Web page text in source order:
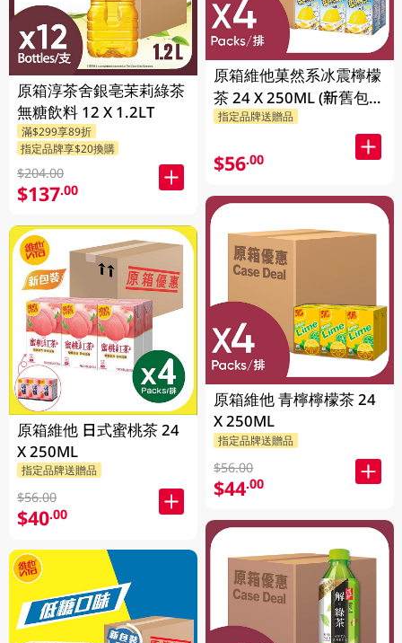
原箱淳茶舍銀亳茉莉綠茶
無糖飲料 12 X 1.2LT
滿$299享89折
指定品牌享$20換購
$204.00
$137.00
原箱維他 日式蜜桃茶 24
X 250ML
指定品牌送贈品
$56.00
$40.00
原箱維他菓然系冰震檸檬
茶 24 X 250ML (新舊包裝
隨機發貨)
指定品牌送贈品
$56.00
原箱維他 青檸檸檬茶 24
X 250ML
指定品牌送贈品
$56.00
$44.00